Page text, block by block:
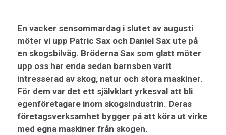
En vacker sensommardag i slutet av augusti
möter vi upp Patric Sax och Daniel Sax ute på
en skogsbilväg. Bröderna Sax som glatt möter
upp oss har enda sedan barnsben varit
intresserad av skog, natur och stora maskiner.
För dem var det ett självklart yrkesval att bli
egenföretagare inom skogsindustrin. Deras
företagsverksamhet bygger på att köra ut virke
med egna maskiner från skogen.